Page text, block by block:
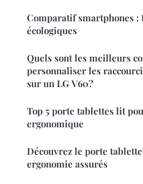
Comparatif smartphones :
écologiques
Quels sont les meilleurs
personnaliser les
sur un LG V60?
Top 5 porte tablettes lit
ergonomique
Découvrez le porte
ergonomie assurés